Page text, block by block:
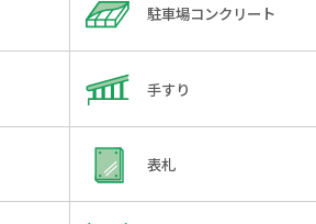
駐車場コンクリート
手すり
表札